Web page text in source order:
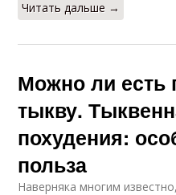
Читать дальше →
Можно ли есть
тыкву.
похудения:
польза
Наверняка многим